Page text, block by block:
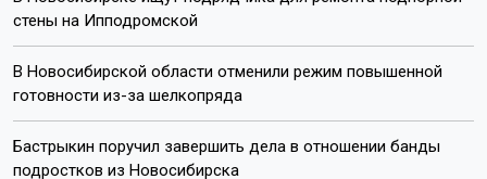
публикации автора
ОТС-Горсайт